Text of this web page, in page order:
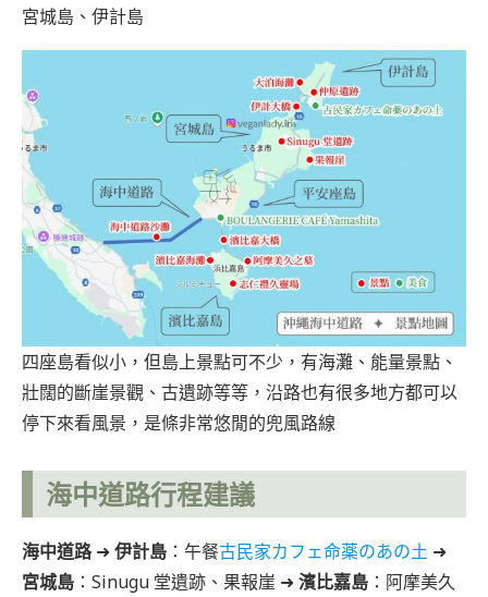
宮城島、伊計島
四座島看似小，但島上景點可不少，有海灘、能量景點、
壯闊的斷崖景觀、古遺跡等等，沿路也有很多地方都可以
停下來看風景，是條非常悠閒的兜風路線
海中道路行程建議
海中道路➜ 伊計島 ：午餐古民家カフェ命薬のあの土 ➜
宮城島 ：Sinugu 堂遺跡、果報崖 ➜ 濱比嘉島 ：阿摩美久